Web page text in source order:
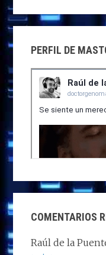
PERFIL DE
COMENTARIOS
Raúl de la